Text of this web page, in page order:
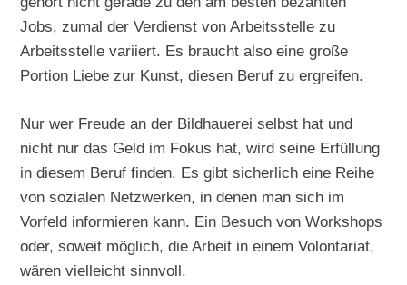
Jobs, zumal der Verdienst von Arbeitsstelle zu
Arbeitsstelle variiert. Es braucht also eine große
Portion Liebe zur Kunst, diesen Beruf zu ergreifen.
Nur wer Freude an der Bildhauerei selbst hat und
nicht nur das Geld im Fokus hat, wird seine Erfüllung
in diesem Beruf finden. Es gibt sicherlich eine Reihe
von sozialen Netzwerken, in denen man sich im
Vorfeld informieren kann. Ein Besuch von Workshops
oder, soweit möglich, die Arbeit in einem Volontariat,
wären vielleicht sinnvoll.